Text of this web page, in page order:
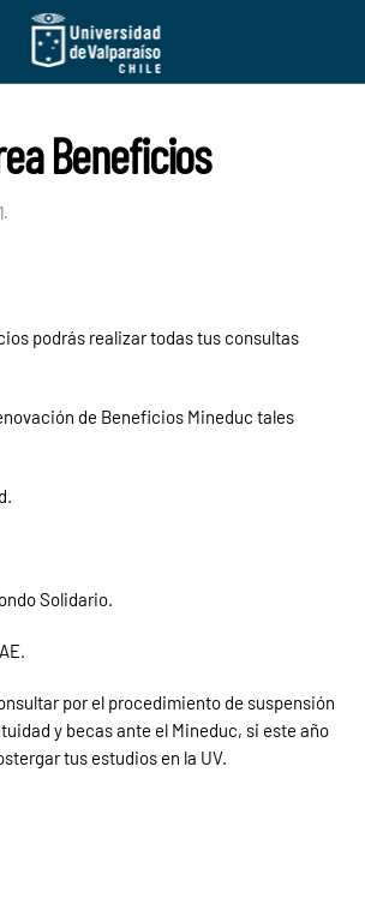
Beneficios
.
podrás realizar todas tus consultas
de Beneficios Mineduc tales
Solidario.
por el procedimiento de suspensión
y becas ante el Mineduc, si este año
tus estudios en la UV.